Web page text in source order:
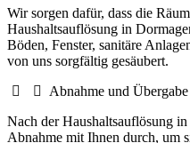
Wir sorgen dafür, dass die
Haushaltsauflösung in
Böden, Fenster, sanitäre
von uns sorgfältig gesäubert.
Abnahme und Übergabe
Nach der Haushaltsauflösung
Abnahme mit Ihnen durch, um